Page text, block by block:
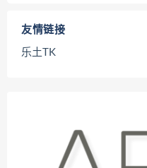
友情链接
乐土TK